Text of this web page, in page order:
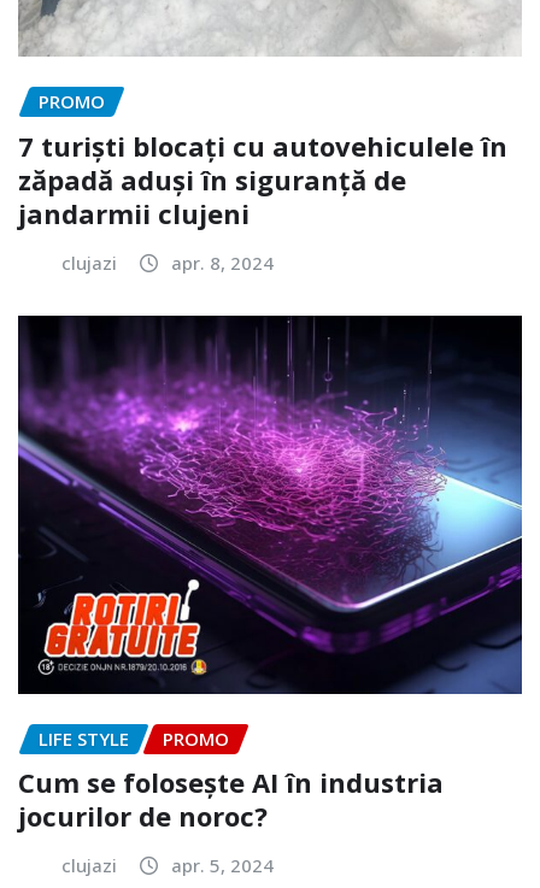
PROMO
7 turiști blocați cu autovehiculele în
zăpadă aduși în siguranță de
jandarmii clujeni
clujazi apr. 8, 2024
LIFE STYLE PROMO
Cum se folosește AI în industria
jocurilor de noroc?
clujazi apr. 5, 2024